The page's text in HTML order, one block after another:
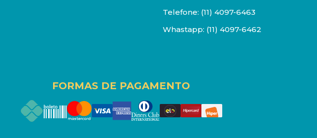
Telefone: (11) 4097-6463
Whastapp: (11) 4097-6462
FORMAS DE PAGAMENTO